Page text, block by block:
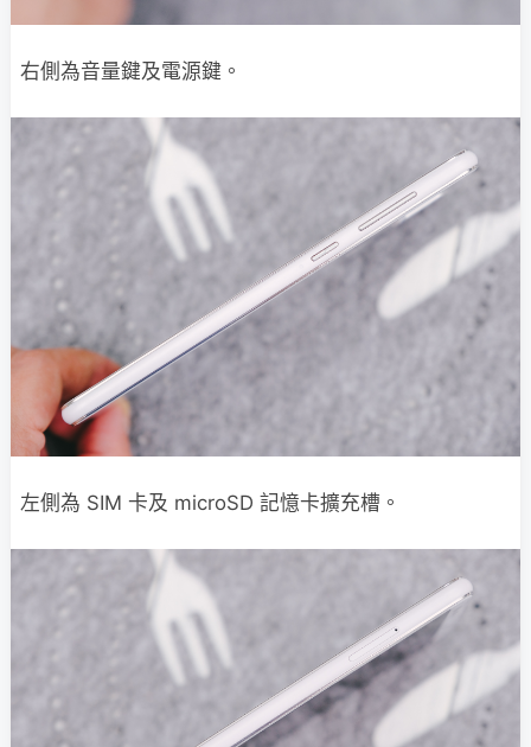
右側為音量鍵及電源鍵。
左側為 SIM 卡及 microSD 記憶卡擴充槽。